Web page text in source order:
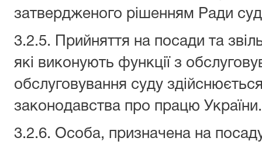
затвердженого рішенням Ради
3.2.5. Прийняття на посади та
які виконують функції з
обслуговування суду
законодавства про працю України.
3.2.6. Особа, призначена на